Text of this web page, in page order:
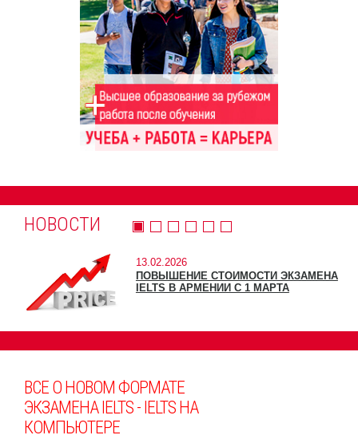
НОВОСТИ
13.02.2026
ПОВЫШЕНИЕ СТОИМОСТИ ЭКЗАМЕНА
IELTS В АРМЕНИИ С 1 МАРТА
ВСЕ О НОВОМ ФОРМАТЕ
ЭКЗАМЕНА IELTS - IELTS НА
КОМПЬЮТЕРЕ